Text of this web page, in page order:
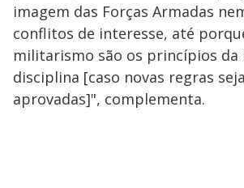
imagem das Forças Armadas
conflitos de interesse, até
militarismo são os princípios da
disciplina [caso novas regras
aprovadas]", complementa.